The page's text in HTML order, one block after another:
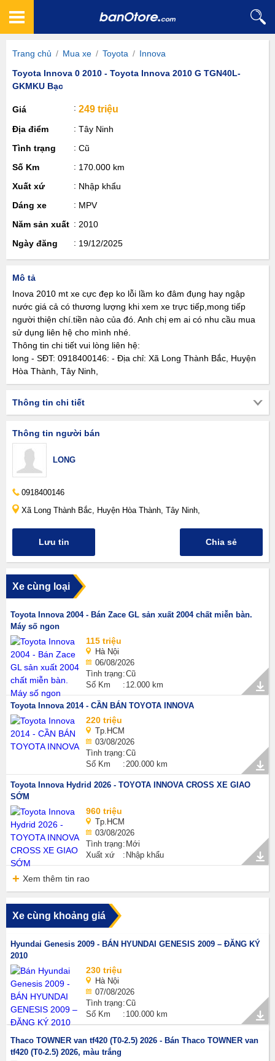
Trang chủ / Mua xe / Toyota / Innova
Toyota Innova 0 2010 - Toyota Innova 2010 G TGN40L-
GKMKU Bạc
Giá 249 triệu
Địa điểm
Tây Ninh
Tình trạng
Cũ
Số Km
170.000 km
Xuất xứ
Nhập khẩu
Dáng xe
MPV
Năm sản xuất
2010
Ngày đăng
19/12/2025
Mô tả
Inova 2010 mt xe cực đẹp ko lỗi lầm ko đâm đụng hay ngập
nước giá cả có thương lượng khi xem xe trực tiếp,mong tiếp
người thiện chí.tiền nào của đó. Anh chị em ai có nhu cầu mua
sử dụng liên hệ cho mình nhé.
Thông tin chi tiết vui lòng liên hệ:
long - SĐT: 0918400146: - Địa chỉ: Xã Long Thành Bắc, Huyện
Hòa Thành, Tây Ninh,
Thông tin chi tiết
Thông tin người bán
LONG
0918400146
Xã Long Thành Bắc, Huyện Hòa Thành, Tây Ninh,
Lưu tin Chia sẻ
Xe cùng loại
Toyota Innova 2004 - Bán Zace GL sản xuất 2004 chất miễn bàn.
Máy số ngon
115 triệu
Hà Nội
06/08/2026
Tình trạng Cũ
Số Km
12.000 km
Toyota Innova 2014 - CẦN BÁN TOYOTA INNOVA
220 triệu
Tp.HCM
03/08/2026
Tình trạng Cũ
Số Km
200.000 km
Toyota Innova Hydrid 2026 - TOYOTA INNOVA CROSS XE GIAO
SỚM
960 triệu
Tp.HCM
03/08/2026
Tình trạng Mới
Xuất xứ
Nhập khẩu
Xem thêm tin rao
Xe cùng khoảng giá
Hyundai Genesis 2009 - BÁN HYUNDAI GENESIS 2009 – ĐĂNG KÝ
2010
230 triệu
Hà Nội
07/08/2026
Tình trạng Cũ
Số Km
100.000 km
Thaco TOWNER van tf420 (T0-2.5) 2026 - Bán Thaco TOWNER van
tf420 (T0-2.5) 2026, màu trắng